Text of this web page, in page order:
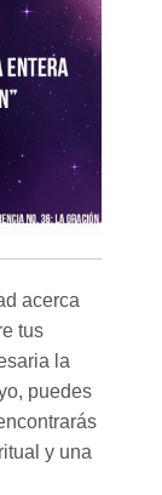
acerca
tus
la
puedes
y una